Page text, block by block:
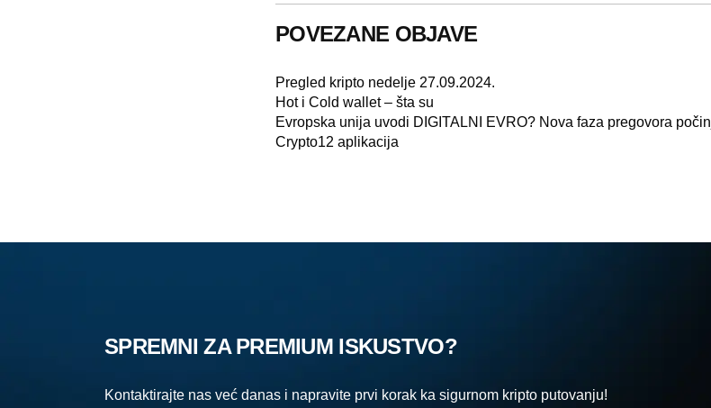
POVEZANE OBJAVE
Pregled kripto nedelje 27.09.2024.
Hot i Cold wallet – šta su
Evropska unija uvodi DIGITALNI EVRO? Nova faza pregovora
Crypto12 aplikacija
SPREMNI ZA PREMIUM ISKUSTVO?
Kontaktirajte nas već danas i napravite prvi korak ka sigurnom kripto putovanju!